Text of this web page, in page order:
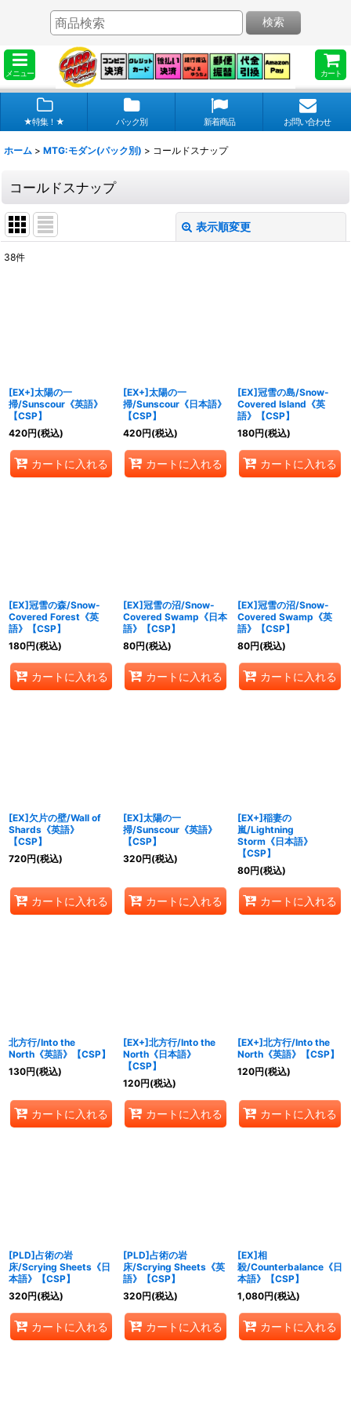
メニュー カート
検索
★特集！★ パック別 新着商品 お問い合わせ
ホーム > MTG:モダン(パック別) > コールドスナップ
コールドスナップ
表示順変更
絞り込む
38件
[EX+]太陽の一
掃/Sunscour《英語》
【CSP】
420円(税込)
カートに入れる
[EX+]太陽の一
掃/Sunscour《日本語》
【CSP】
420円(税込)
カートに入れる
[EX]冠雪の島/Snow-
Covered Island《英
語》【CSP】
180円(税込)
カートに入れる
[EX]冠雪の森/Snow-
Covered Forest《英
語》【CSP】
180円(税込)
カートに入れる
[EX]冠雪の沼/Snow-
Covered Swamp《日本
語》【CSP】
80円(税込)
カートに入れる
[EX]冠雪の沼/Snow-
Covered Swamp《英
語》【CSP】
80円(税込)
カートに入れる
[EX]欠片の壁/Wall of
Shards《英語》
【CSP】
720円(税込)
カートに入れる
[EX]太陽の一
掃/Sunscour《英語》
【CSP】
320円(税込)
カートに入れる
[EX+]稲妻の
嵐/Lightning
Storm《日本語》
【CSP】
80円(税込)
カートに入れる
北方行/Into the
North《英語》【CSP】
130円(税込)
カートに入れる
[EX+]北方行/Into the
North《日本語》
【CSP】
120円(税込)
カートに入れる
[EX+]北方行/Into the
North《英語》【CSP】
120円(税込)
カートに入れる
[PLD]占術の岩
床/Scrying Sheets《日
本語》【CSP】
320円(税込)
カートに入れる
[PLD]占術の岩
床/Scrying Sheets《英
語》【CSP】
320円(税込)
カートに入れる
[EX]相
殺/Counterbalance《日
本語》【CSP】
1,080円(税込)
カートに入れる